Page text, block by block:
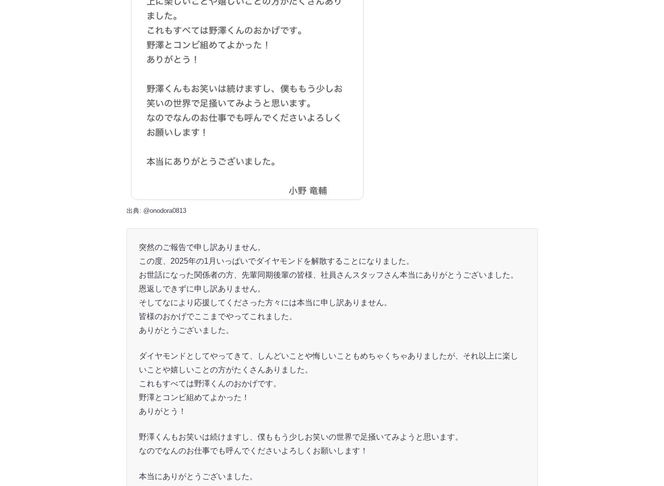
出典: @onodora0813
突然のご報告で申し訳ありません。
この度、2025年の1月いっぱいでダイヤモンドを解散することになりました。
お世話になった関係者の方、先輩同期後輩の皆様、社員さんスタッフさん本当にありがとうございました。
恩返しできずに申し訳ありません。
そしてなにより応援してくださった方々には本当に申し訳ありません。
皆様のおかげでここまでやってこれました。
ありがとうございました。
ダイヤモンドとしてやってきて、しんどいことや悔しいこともめちゃくちゃありましたが、それ以上に楽し
いことや嬉しいことの方がたくさんありました。
これもすべては野澤くんのおかげです。
野澤とコンビ組めてよかった！
ありがとう！
野澤くんもお笑いは続けますし、僕ももう少しお笑いの世界で足掻いてみようと思います。
なのでなんのお仕事でも呼んでくださいよろしくお願いします！
本当にありがとうございました。